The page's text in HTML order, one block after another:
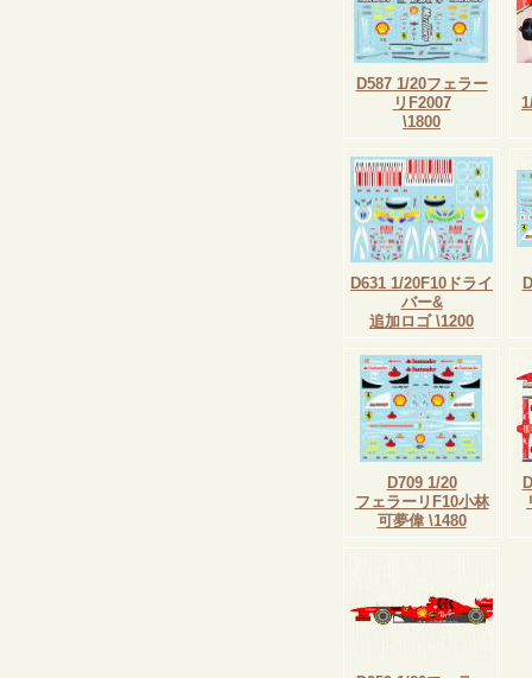
D587 1/20フェラー
リF2007
\1800
D631 1/20F10ドライ
バー&
追加ロゴ \1200
D709 1/20
フェラーリF10小林
可夢偉 \1480